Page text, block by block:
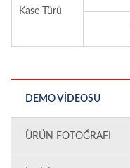
Kase Türü
DEMO VIDEOSU
ÜRÜN FOTOĞRAFI